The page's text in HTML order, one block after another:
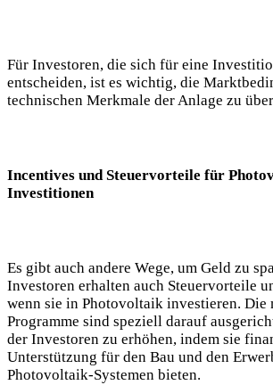
Für Investoren, die sich für eine
entscheiden, ist es wichtig, die
technischen Merkmale der Anlage zu
Incentives und Steuervorteile für
Investitionen
Es gibt auch andere Wege, um Geld zu
Investoren erhalten auch Steuervorteile
wenn sie in Photovoltaik investieren. Die
Programme sind speziell darauf
der Investoren zu erhöhen, indem sie
Unterstützung für den Bau und den
Photovoltaik-Systemen bieten.